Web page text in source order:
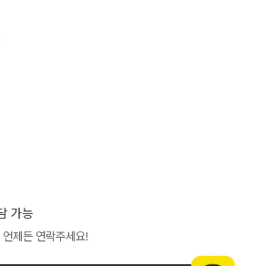
가능
제든 연락주세요!